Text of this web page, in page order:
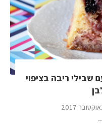
שבילי ריבה בציפוי